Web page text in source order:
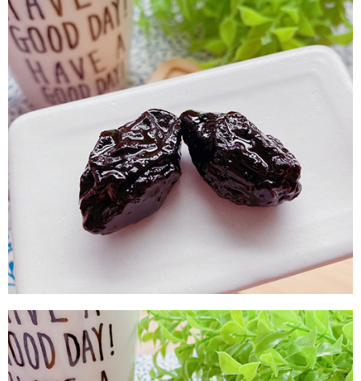
付款後全家取貨
每筆NT$60，滿NT$799(含以上)免運費
7-11取貨付款
每筆NT$60，滿NT$799(含以上)免運費
付款後7-11取貨
每筆NT$60，滿NT$799(含以上)免運費
每筆NT$150，滿NT$1,399(含以上)免運費
澎湖金門馬祖宅配到家
付款後門市自取